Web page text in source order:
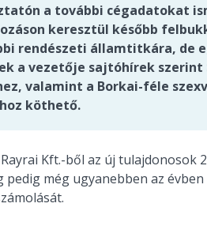
a további cégadatokat
keresztül később
rendészeti államtitkára, de
a vezetője sajtóhírek szerint
valamint a Borkai-féle
köthető.
Kft.-ből az új tulajdonosok
pedig még ugyanebben az